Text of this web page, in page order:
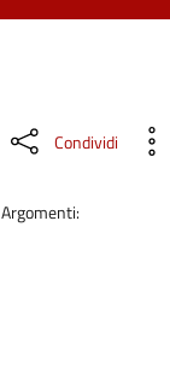
Condividi
Argomenti: